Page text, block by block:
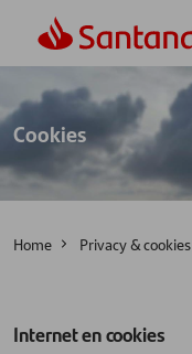
Cookies
Home Privacy & cookies
Internet en cookies